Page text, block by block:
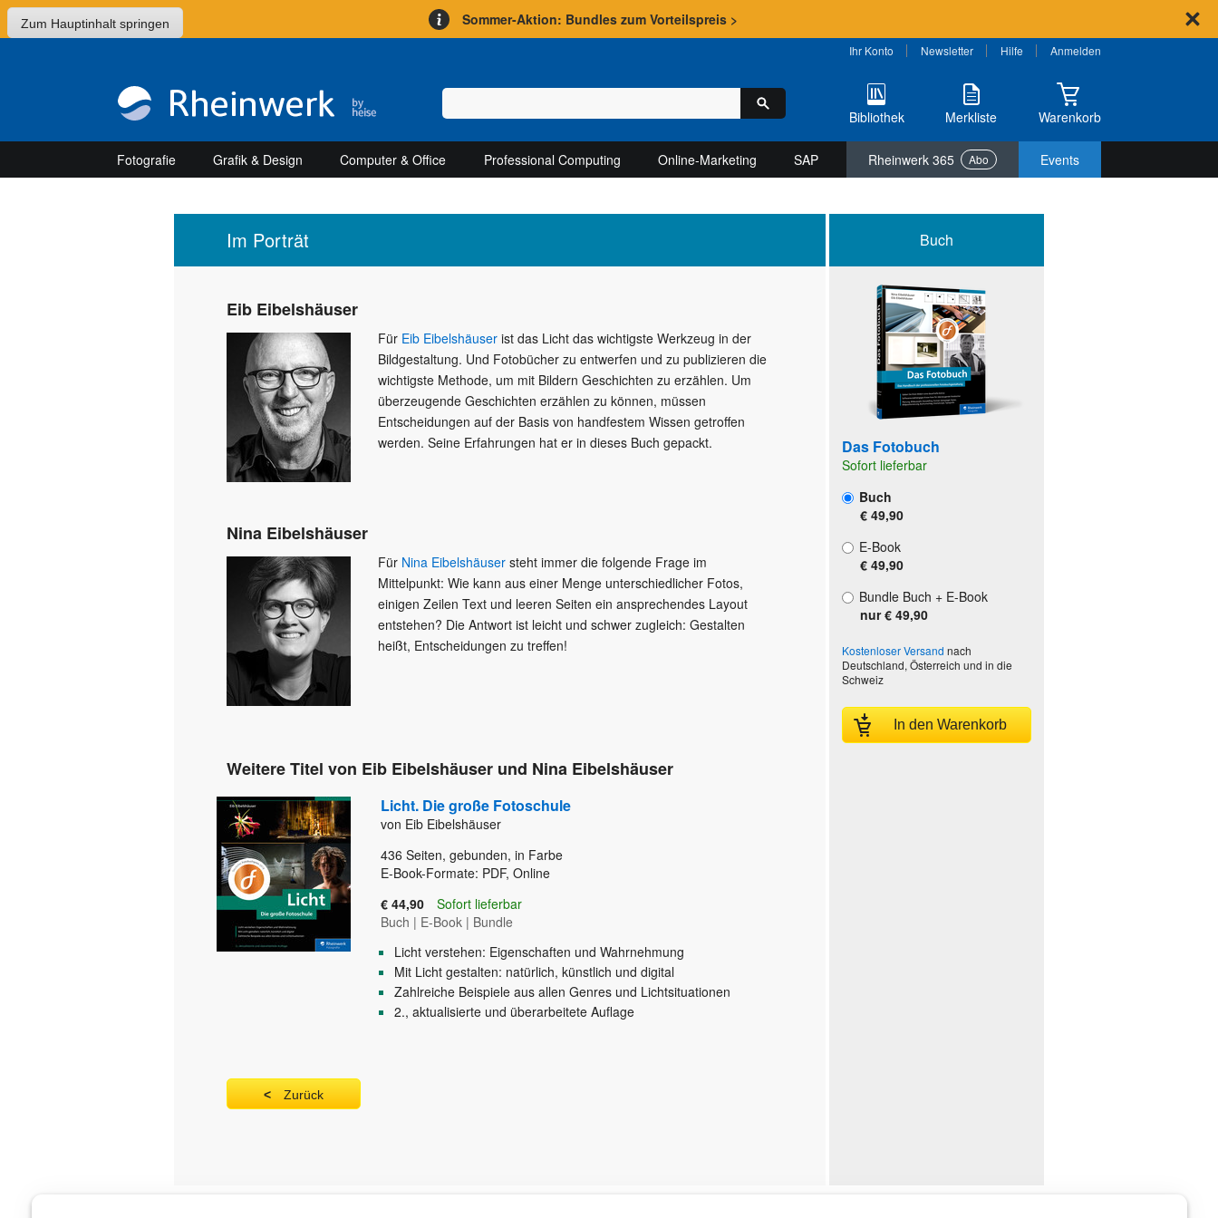
Zum Hauptinhalt springen Sommer-Aktion: Bundles zum Vorteilspreis >
Ihr Konto Newsletter Hilfe Anmelden
Bibliothek Merkliste Warenkorb
Fotografie Grafik & Design Computer & Office Professional Computing Online-Marketing SAP Rheinwerk 365 Abo Events
Im Porträt
Eib Eibelshäuser
Für Eib Eibelshäuser ist das Licht das wichtigste Werkzeug in der
Bildgestaltung. Und Fotobücher zu entwerfen und zu publizieren die
wichtigste Methode, um mit Bildern Geschichten zu erzählen. Um
überzeugende Geschichten erzählen zu können, müssen
Entscheidungen auf der Basis von handfestem Wissen getroffen
werden. Seine Erfahrungen hat er in dieses Buch gepackt.
Nina Eibelshäuser
Für Nina Eibelshäuser steht immer die folgende Frage im
Mittelpunkt: Wie kann aus einer Menge unterschiedlicher Fotos,
einigen Zeilen Text und leeren Seiten ein ansprechendes Layout
entstehen? Die Antwort ist leicht und schwer zugleich: Gestalten
heißt, Entscheidungen zu treffen!
Weitere Titel von Eib Eibelshäuser und Nina Eibelshäuser
Licht. Die große Fotoschule
von Eib Eibelshäuser
436 Seiten, gebunden, in Farbe
E-Book-Formate: PDF, Online
€ 44,90
Sofort lieferbar
Buch | E-Book | Bundle
Licht verstehen: Eigenschaften und Wahrnehmung
Mit Licht gestalten: natürlich, künstlich und digital
Zahlreiche Beispiele aus allen Genres und Lichtsituationen
2., aktualisierte und überarbeitete Auflage
Zurück
Buch
Das Fotobuch
Sofort lieferbar
Buch
€ 49,90
E-Book
€ 49,90
Bundle Buch + E-Book
nur € 49,90
Kostenloser Versand nach
Deutschland, Österreich und in die
Schweiz
In den Warenkorb